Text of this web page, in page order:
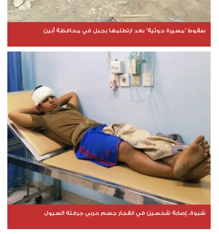
سقوط "مسيرة حوثية" بعد ارتطامها بجبل في محافظة أبين
شبوة.. إصابة شخصين في انفجار جسم حربي جرفته السيول